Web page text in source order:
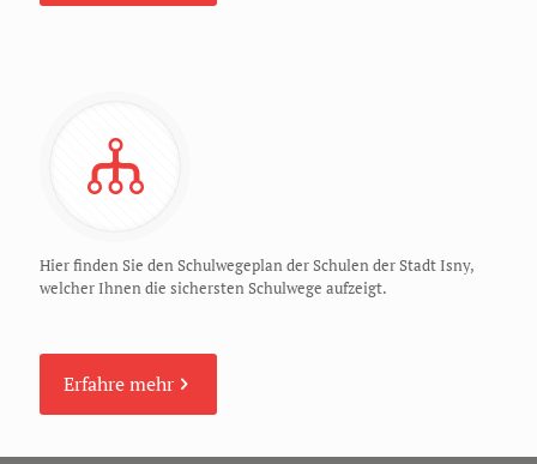
Hier finden Sie den Schulwegeplan der Schulen der Stadt Isny,
welcher Ihnen die sichersten Schulwege aufzeigt.
Erfahre mehr